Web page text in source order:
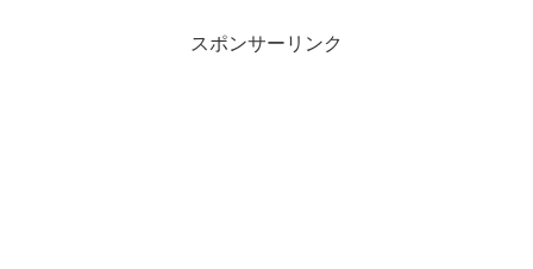
スポンサーリンク